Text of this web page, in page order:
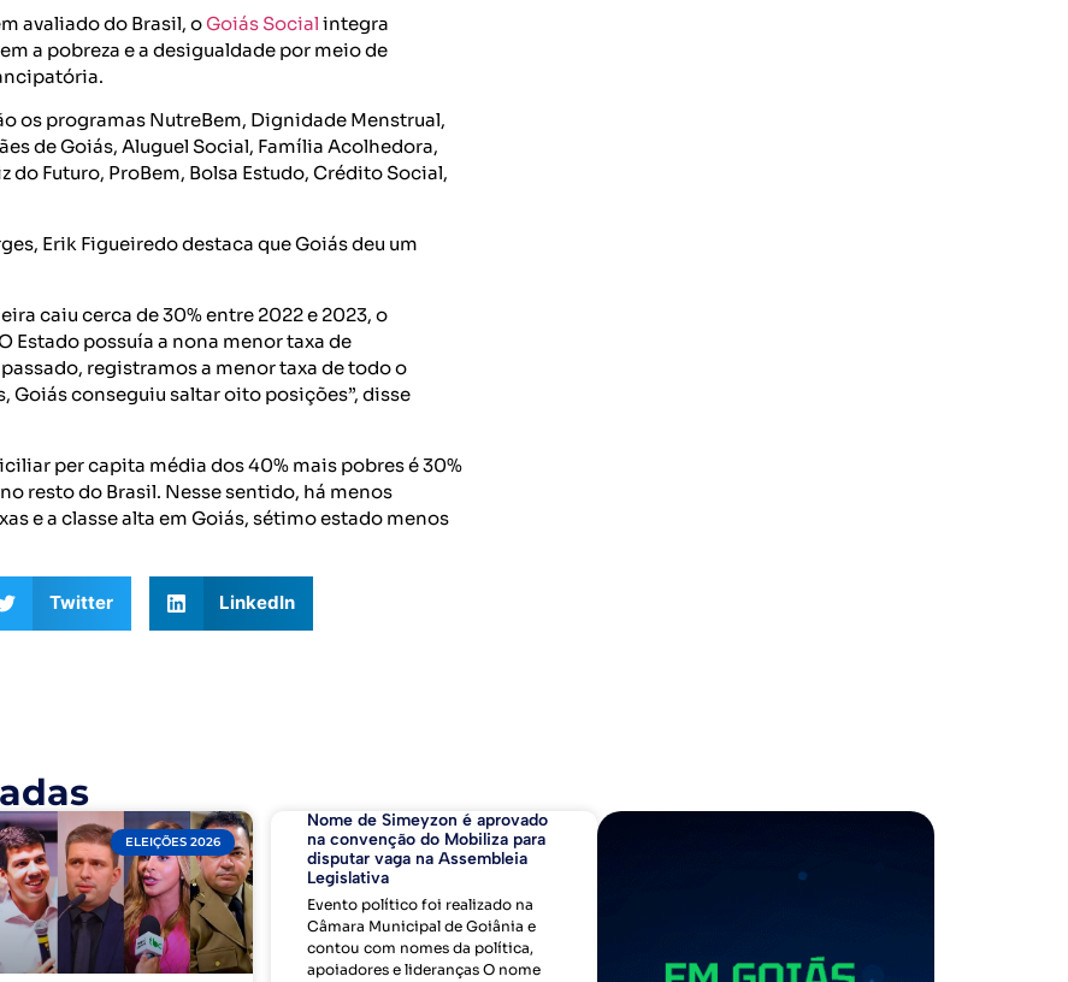
avaliado do Brasil, oGoiás Social integra
a pobreza e a desigualdade por meio de
os programas NutreBem, Dignidade Menstrual,
de Goiás, Aluguel Social, Família Acolhedora,
Futuro, ProBem, Bolsa Estudo, Crédito Social,
Erik Figueiredo destaca que Goiás deu um
caiu cerca de 30% entre 2022 e 2023, o
Estado possuía a nona menor taxa de
registramos a menor taxa de todo o
Goiás conseguiu saltar oito posições”, disse
per capita média dos 40% mais pobres é 30%
resto do Brasil. Nesse sentido, há menos
e a classe alta em Goiás, sétimo estado menos
Twitter LinkedIn
ELEIÇÕES 2026
Nome de Simeyzon é aprovado
na convenção do Mobiliza para
disputar vaga na Assembleia
Legislativa
Evento político foi realizado na
Câmara Municipal de Goiânia e
contou com nomes da política,
apoiadores e lideranças O nome